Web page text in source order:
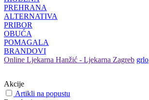
PREHRANA
ALTERNATIVA
PRIBOR
OBUĆA
POMAGALA
BRANDOVI
Online Ljekarna Hanžić - Ljekarna Zagreb grlo
Akcije
Artikli na popustu